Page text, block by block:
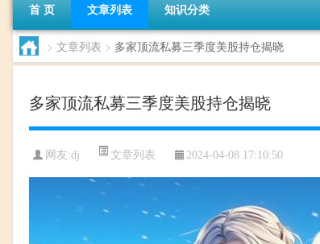
首 页 文章列表 知识分类
> 文章列表 > 多家顶流私募三季度美股持仓揭晓
多家顶流私募三季度美股持仓揭晓
网友:dj 文章列表 2024-04-08 17:10:50